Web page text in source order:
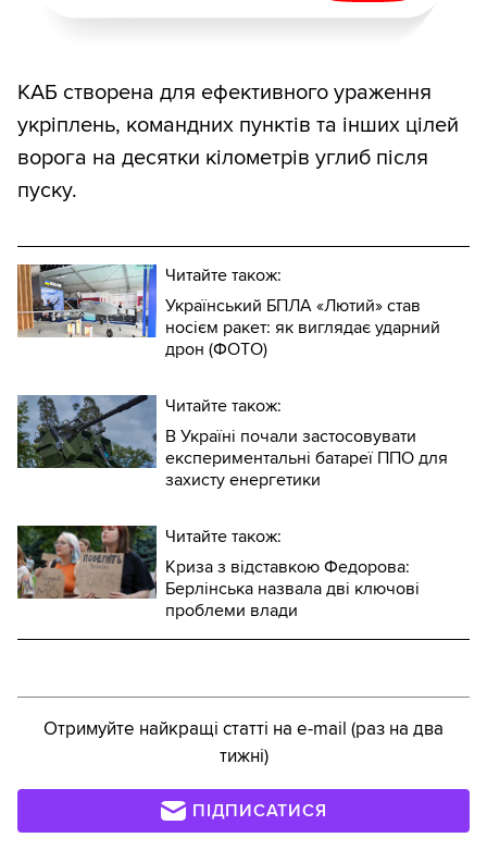
КАБ створена для ефективного ураження
укріплень, командних пунктів та інших цілей
ворога на десятки кілометрів углиб після
пуску.
Читайте також:
Український БПЛА «Лютий» став
носієм ракет: як виглядає ударний
дрон (ФОТО)
Читайте також:
В Україні почали застосовувати
експериментальні батареї ППО для
захисту енергетики
Читайте також:
Криза з відставкою Федорова:
Берлінська назвала дві ключові
проблеми влади
Отримуйте найкращі статті на e-mail (раз на два
тижні)
ПІДПИСАТИСЯ